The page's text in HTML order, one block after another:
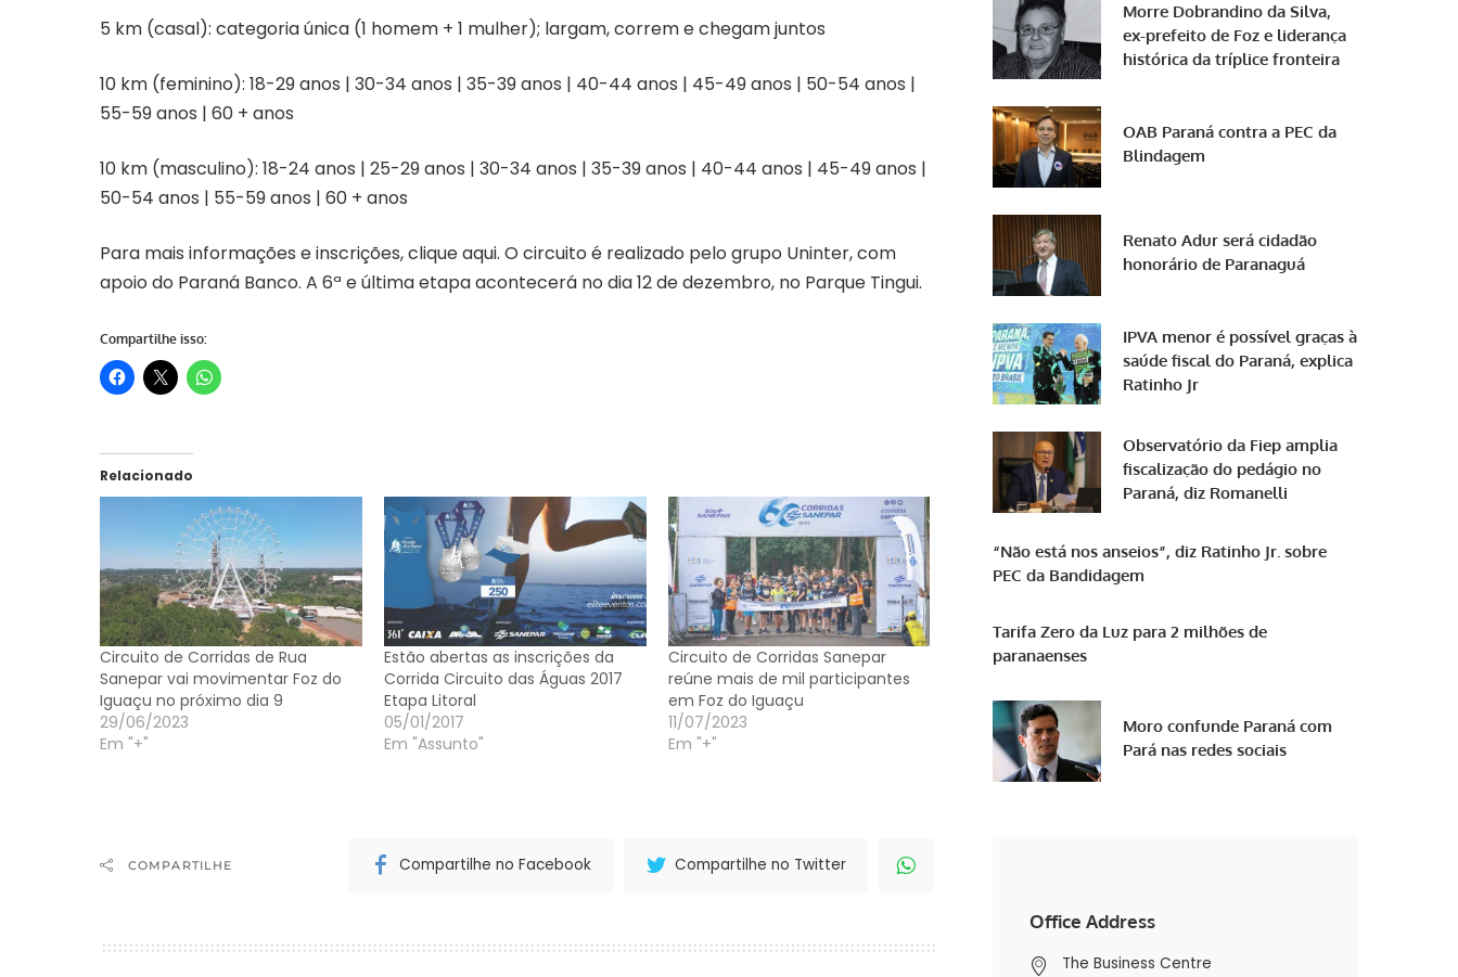
5 km (casal): categoria única (1 homem + 1 mulher); largam, correm e chegam juntos
10 km (feminino): 18-29 anos | 30-34 anos | 35-39 anos | 40-44 anos | 45-49 anos | 50-54 anos |
55-59 anos | 60 + anos
10 km (masculino): 18-24 anos | 25-29 anos | 30-34 anos | 35-39 anos | 40-44 anos | 45-49 anos |
50-54 anos | 55-59 anos | 60 + anos
Para mais informações e inscrições,clique aqui. O circuito é realizado pelo grupo Uninter, com
apoio do Paraná Banco. A 6ª e última etapa acontecerá no dia 12 de dezembro, no Parque Tingui.
Compartilhe isso:
Relacionado
Circuito de Corridas de Rua
Sanepar vai movimentar Foz do
Iguaçu no próximo dia 9
29/06/2023
Em "+"
Estão abertas as inscrições da
Corrida Circuito das Águas 2017
Etapa Litoral
05/01/2017
Em "Assunto"
Circuito de Corridas Sanepar
reúne mais de mil participantes
em Foz do Iguaçu
11/07/2023
Em "+"
COMPARTILHE Compartilhe no Facebook Compartilhe no Twitter
Morre Dobrandino da Silva,
ex-prefeito de Foz e liderança
histórica da tríplice fronteira
OAB Paraná contra a PEC da
Blindagem
Renato Adur será cidadão
honorário de Paranaguá
IPVA menor é possível graças à
saúde fiscal do Paraná, explica
Ratinho Jr
Observatório da Fiep amplia
fiscalização do pedágio no
Paraná, diz Romanelli
“Não está nos anseios”, diz Ratinho Jr. sobre
PEC da Bandidagem
Tarifa Zero da Luz para 2 milhões de
paranaenses
Moro confunde Paraná com
Pará nas redes sociais
Office Address
The Business Centre